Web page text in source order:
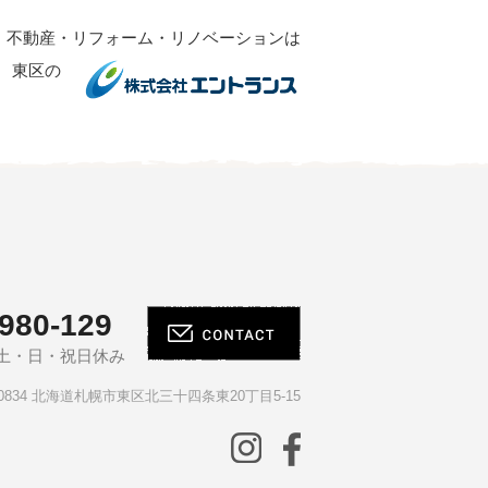
不動産・リフォーム・リノベーションは
東区の
129
・日・祝日休み
北海道札幌市東区北三十四条東20丁目5-15